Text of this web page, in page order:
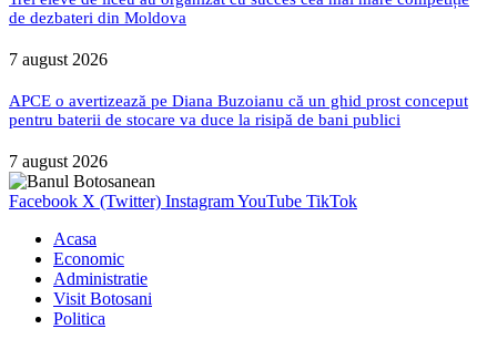
de dezbateri din Moldova
7 august 2026
APCE o avertizează pe Diana Buzoianu că un ghid prost conceput
pentru baterii de stocare va duce la risipă de bani publici
7 august 2026
Facebook X (Twitter) InstagramYouTube TikTok
Acasa
Economic
Administratie
Visit Botosani
Politica